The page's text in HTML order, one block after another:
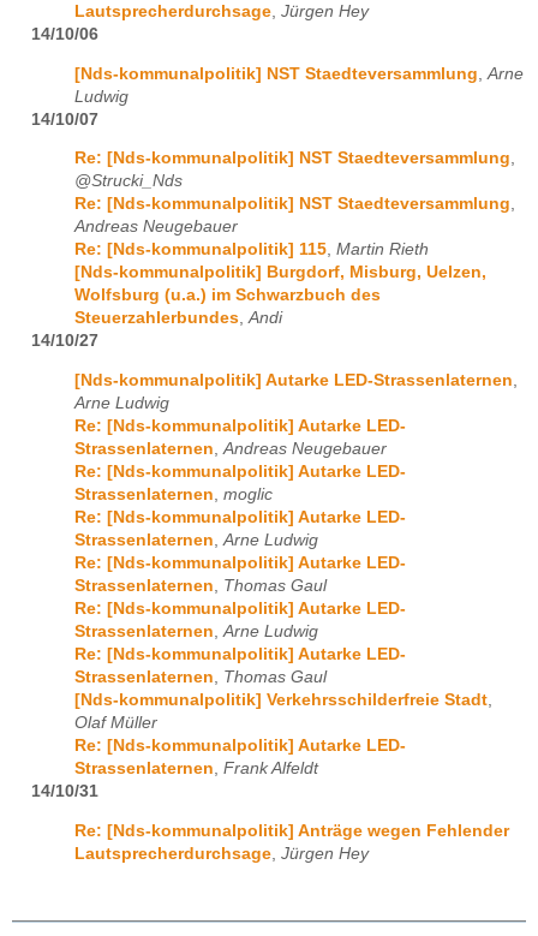
Lautsprecherdurchsage, Jürgen Hey
14/10/06
[Nds-kommunalpolitik] NST Staedteversammlung Arne
Ludwig
14/10/07
Re: [Nds-kommunalpolitik] NST Staedteversammlung,
@Strucki_Nds
Re: [Nds-kommunalpolitik] NST Staedteversammlung,
Andreas Neugebauer
Re: [Nds-kommunalpolitik] 115, Martin Rieth
[Nds-kommunalpolitik] Burgdorf, Misburg, Uelzen,
Wolfsburg (u.a.) im Schwarzbuch des
Steuerzahlerbundes,Andi
14/10/27
[Nds-kommunalpolitik] Autarke LED-Strassenlaternen
Arne Ludwig
Re: [Nds-kommunalpolitik] Autarke LED-
Strassenlaternen Andreas Neugebauer
Re: [Nds-kommunalpolitik] Autarke LED-
Strassenlaternen moglic
Re: [Nds-kommunalpolitik] Autarke LED-
Strassenlaternen Arne Ludwig
Re: [Nds-kommunalpolitik] Autarke LED-
Strassenlaternen
Thomas Gaul
Re: [Nds-kommunalpolitik] Autarke LED-
Strassenlaternen Arne Ludwig
Re: [Nds-kommunalpolitik] Autarke LED-
Strassenlaternen
Thomas Gaul
[Nds-kommunalpolitik] Verkehrsschilderfreie Stadt
Olaf Müller
Re: [Nds-kommunalpolitik] Autarke LED-
Strassenlaternen Frank Alfeldt
14/10/31
Re: [Nds-kommunalpolitik] Anträge wegen Fehlender
Lautsprecherdurchsage Jürgen Hey